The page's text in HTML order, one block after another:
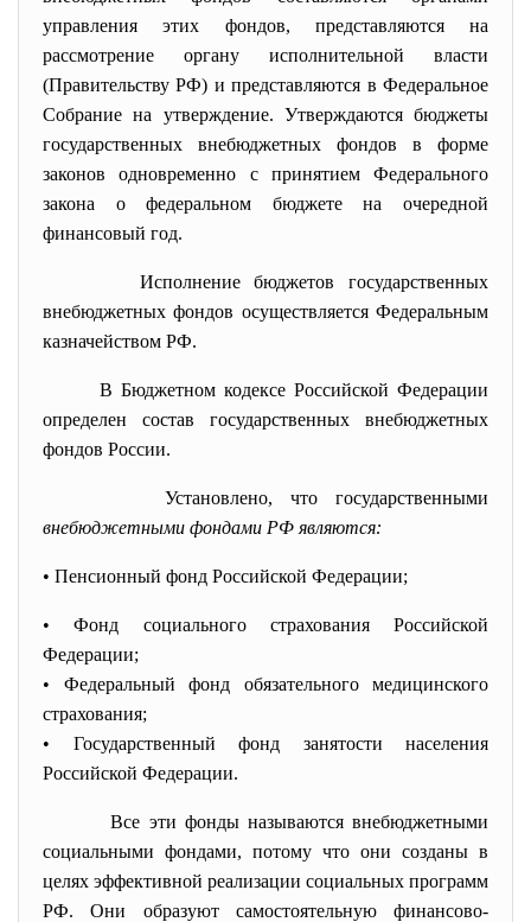
управления этих фондов, представляются на
рассмотрение органу исполнительной власти
(Правительству РФ) и представляются в Федеральное
Собрание на утверждение. Утверждаются бюджеты
государственных внебюджетных фондов в форме
законов одновременно с принятием Федерального
закона о федеральном бюджете на очередной
финансовый год.
Исполнение бюджетов государственных
внебюджетных фондов осуществляется Федеральным
казначейством РФ.
В Бюджетном кодексе Российской Федерации
определен состав государственных внебюджетных
фондов России.
Установлено, что государственными
внебюджетными фондами РФ являются:
• Пенсионный фонд Российской Федерации;
• Фонд социального страхования Российской
Федерации;
• Федеральный фонд обязательного медицинского
страхования;
• Государственный фонд занятости населения
Российской Федерации.
Все эти фонды называются внебюджетными
социальными фондами, потому что они созданы в
целях эффективной реализации социальных программ
РФ. Они образуют самостоятельную финансово-